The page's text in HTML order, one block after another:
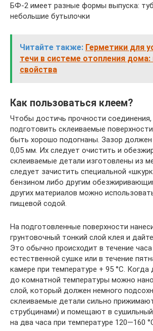
БФ-2 имеет разные формы выпуска:
небольшие бутылочки
Читайте также: Герметики для
течи в системе отопления
свойства
Как пользоваться клеем?
Чтобы достичь прочности
подготовить склеиваемые
быть хорошо подогнаны. Зазор
0,05 мм. Их следует очистить и
склеиваемые детали изготовлены из
следует зачистить специальной
бензином либо другим
других материалов можно
пищевой содой.
На подготовленные поверхности
грунтовочный тонкий слой клея и
Это обычно происходит в течение часа
естественной сушке или в течение
камере при температуре + 95 °C.
до комнатной температуры можно
слой, который должен немного
склеиваемые детали сильно
струбцинами) и помещают в
на два часа при температуре 120—160